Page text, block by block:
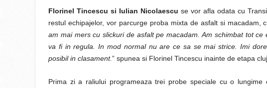
Florinel Tincescu si Iulian Nicolaescu se vor afla odata cu
restul echipajelor, vor parcurge proba mixta de asfalt si macadam,
am mai mers cu slickuri de asfalt pe macadam. Am schimbat tot
va fi in regula. In mod normal nu are ce sa se mai strice. Imi
posibil in clasament.” spunea si Florinel Tincescu inainte de etapa
Prima zi a raliului programeaza trei probe speciale cu o